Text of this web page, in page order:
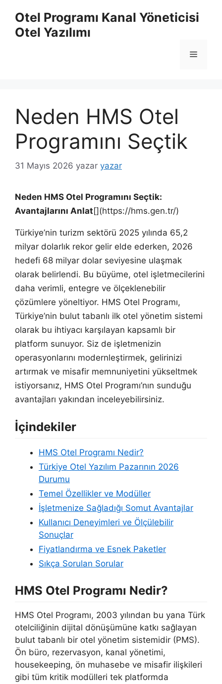
Otel Programı Kanal Yöneticisi
Otel Yazılımı
Menü
Neden HMS Otel
Programını Seçtik
31 Mayıs 2026 yazar yazar
Neden HMS Otel Programını Seçtik:
Avantajlarını Anlat[](https://hms.gen.tr/)
Türkiye’nin turizm sektörü 2025 yılında 65,2
milyar dolarlık rekor gelir elde ederken, 2026
hedefi 68 milyar dolar seviyesine ulaşmak
olarak belirlendi. Bu büyüme, otel işletmecilerini
daha verimli, entegre ve ölçeklenebilir
çözümlere yöneltiyor. HMS Otel Programı,
Türkiye’nin bulut tabanlı ilk otel yönetim sistemi
olarak bu ihtiyacı karşılayan kapsamlı bir
platform sunuyor. Siz de işletmenizin
operasyonlarını modernleştirmek, gelirinizi
artırmak ve misafir memnuniyetini yükseltmek
istiyorsanız, HMS Otel Programı’nın sunduğu
avantajları yakından inceleyebilirsiniz.
İçindekiler
HMS Otel Programı Nedir?
Türkiye Otel Yazılım Pazarının 2026
Durumu
Temel Özellikler ve Modüller
İşletmenize Sağladığı Somut Avantajlar
Kullanıcı Deneyimleri ve Ölçülebilir
Sonuçlar
Fiyatlandırma ve Esnek Paketler
Sıkça Sorulan Sorular
HMS Otel Programı Nedir?
HMS Otel Programı, 2003 yılından bu yana Türk
otelciliğinin dijital dönüşümüne katkı sağlayan
bulut tabanlı bir otel yönetim sistemidir (PMS).
Ön büro, rezervasyon, kanal yönetimi,
housekeeping, ön muhasebe ve misafir ilişkileri
gibi tüm kritik modülleri tek platformda